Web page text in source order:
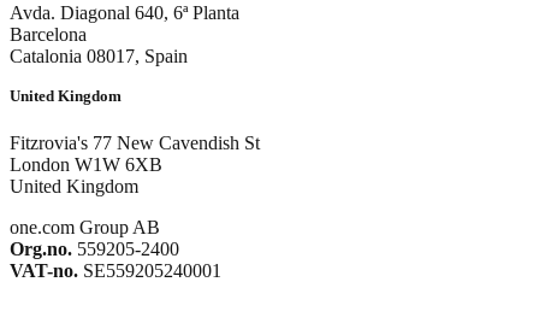
Avda. Diagonal 640, 6ª Planta
Barcelona
Catalonia 08017, Spain
United Kingdom
Fitzrovia's 77 New Cavendish St
London W1W 6XB
United Kingdom
one.com Group AB
Org.no. 559205-2400
VAT-no. SE559205240001